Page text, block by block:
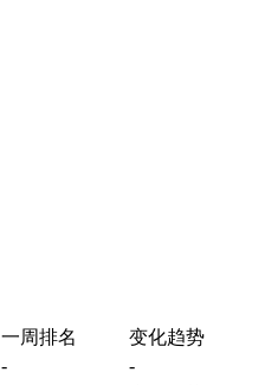
一周排名
变化趋势
-
-